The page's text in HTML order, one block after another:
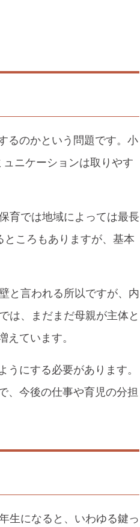
るのかという問題です。小
ニケーションは取りやす
育では地域によっては最長
ころもありますが、基本
と言われる所以ですが、内
は、まだまだ母親が主体と
ています。
にする必要があります。
、今後の仕事や育児の分担
生になると、いわゆる鍵っ